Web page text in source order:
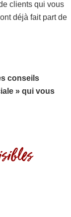
clients qui vous
déjà fait part de
conseils
» qui vous